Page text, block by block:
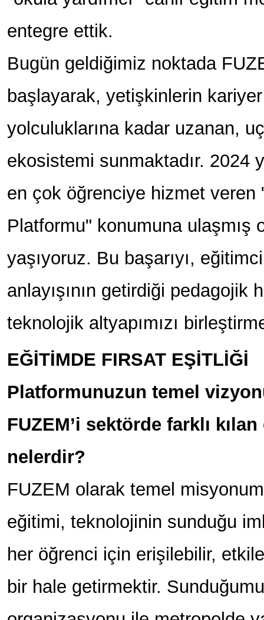
entegre ettik.
Bugün geldiğimiz noktada
başlayarak, yetişkinlerin
yolculuklarına kadar uzanan,
ekosistemi sunmaktadır. 2024
en çok öğrenciye hizmet veren
Platformu" konumuna ulaşmış
yaşıyoruz. Bu başarıyı,
anlayışının getirdiği pedagojik
teknolojik altyapımızı
EĞİTİMDE FIRSAT EŞİTLİĞİ
Platformunuzun temel
FUZEM’i sektörde farklı
nelerdir?
FUZEM olarak temel
eğitimi, teknolojinin sunduğu
her öğrenci için erişilebilir,
bir hale getirmektir.